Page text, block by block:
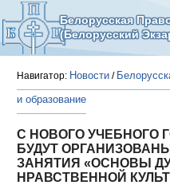
Белорусская
(Белорусский
Навигатор: Новости /
и образование
С НОВОГО УЧЕБНОГО
БУДУТ
ЗАНЯТИЯ «ОСНОВЫ
НРАВСТВЕННОЙ